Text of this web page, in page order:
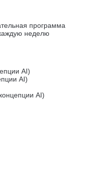
программа
неделю
AI)
AI)
AI)